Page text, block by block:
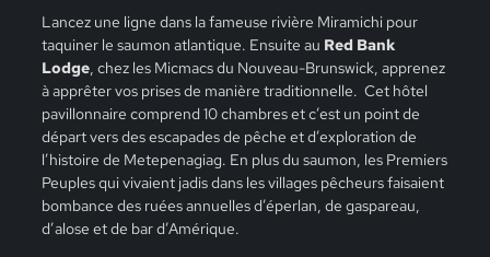
Lancez une ligne dans la fameuse rivière Miramichi pour
taquiner le saumon atlantique. Ensuite au Red Bank
Lodge, chez les Micmacs du Nouveau-Brunswick, apprenez
à apprêter vos prises de manière traditionnelle. Cet hôtel
pavillonnaire comprend 10 chambres et c’est un point de
départ vers des escapades de pêche et d’exploration de
l’histoire de Metepenagiag. En plus du saumon, les Premiers
Peuples qui vivaient jadis dans les villages pêcheurs faisaient
bombance des ruées annuelles d’éperlan, de gaspareau,
d’alose et de bar d’Amérique.